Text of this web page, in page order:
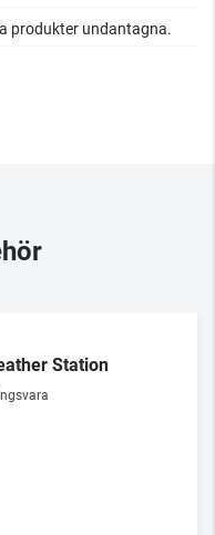
produkter undantagna.
Station